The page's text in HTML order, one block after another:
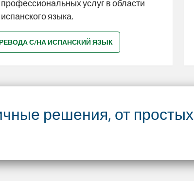
услуг в области
испанского языка.
С/НА ИСПАНСКИЙ ЯЗЫК
решения, от простых